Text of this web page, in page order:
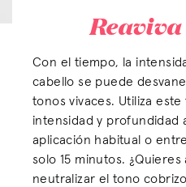
Con el tiempo, la
cabello se puede
tonos vivaces. Utiliza
intensidad y profundidad
aplicación habitual o
solo 15 minutos.
neutralizar el tono